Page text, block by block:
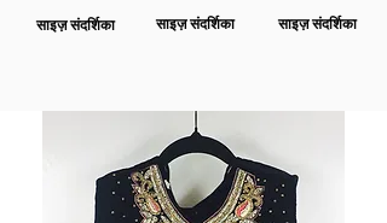
साइज़ संदर्शिका साइज़ संदर्शिका साइज़ संदर्शिका